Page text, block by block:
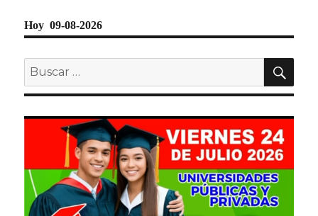
Hoy 09-08-2026
Buscar
por: